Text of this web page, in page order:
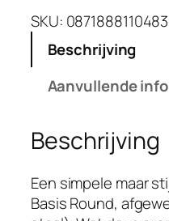
p
o
k
l
i
j
k
e
i
g
e
r
j
s
i
s
:
SKU:
Beschrijving
Aanvullende
Beschrijving
Een simpele maar
Basis Round,